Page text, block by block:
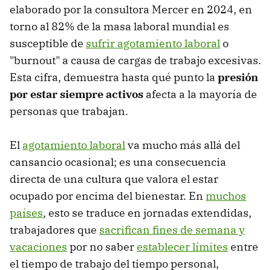
elaborado por la consultora Mercer en 2024, en
torno al 82% de la masa laboral mundial es
susceptible de sufrir agotamiento laboral o
"burnout" a causa de cargas de trabajo excesivas.
Esta cifra, demuestra hasta qué punto la presión
por estar siempre activos afecta a la mayoría de
personas que trabajan.
El agotamiento laboral va mucho más allá del
cansancio ocasional; es una consecuencia
directa de una cultura que valora el estar
ocupado por encima del bienestar. En muchos
países, esto se traduce en jornadas extendidas,
trabajadores que sacrifican fines de semana y
vacaciones por no saberestablecer límites entre
el tiempo de trabajo del tiempo personal,